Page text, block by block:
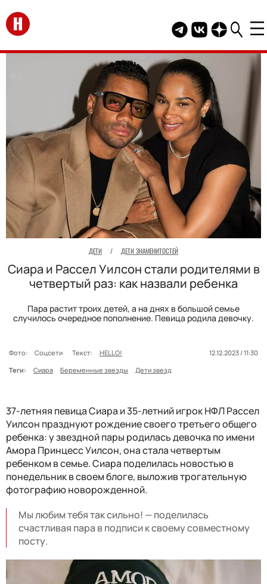
Перейти на главную
Telegram канал
Группа HELLO
Канал
ДЕТИ / ДЕТИ ЗНАМЕНИТОСТЕЙ
Сиара и Рассел Уилсон стали родителями в
четвертый раз: как назвали ребенка
Пара растит троих детей, а на днях в большой семье
случилось очередное пополнение. Певица родила девочку.
Фото: Соцсети Текст: HELLO!
12.12.2023 / 11:30
Теги:
Сиара Беременные звезды Дети звезд
37-летняя певица Сиара и 35-летний игрок НФЛ Рассел
Уилсон празднуют рождение своего третьего общего
ребенка: у звездной пары родилась девочка по имени
Амора Принцесс Уилсон, она стала четвертым
ребенком в семье. Сиара поделилась новостью в
понедельник в своем блоге, выложив трогательную
фотографию новорожденной.
Мы любим тебя так сильно! — поделилась
счастливая пара в подписи к своему совместному
посту.